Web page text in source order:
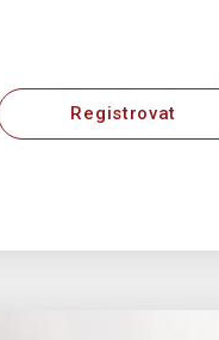
Registrovat